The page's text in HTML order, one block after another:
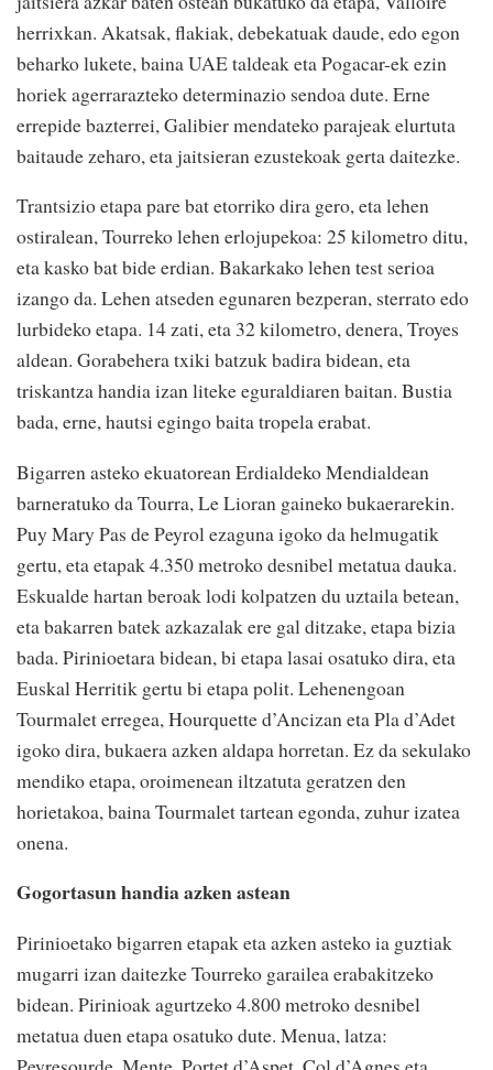
herrixkan. Akatsak, flakiak, debekatuak daude, edo egon
beharko lukete, baina UAE taldeak eta Pogacar-ek ezin
horiek agerrarazteko determinazio sendoa dute. Erne
errepide bazterrei, Galibier mendateko parajeak elurtuta
baitaude zeharo, eta jaitsieran ezustekoak gerta daitezke.
Trantsizio etapa pare bat etorriko dira gero, eta lehen
ostiralean, Tourreko lehen erlojupekoa: 25 kilometro ditu,
eta kasko bat bide erdian. Bakarkako lehen test serioa
izango da. Lehen atseden egunaren bezperan, sterrato edo
lurbideko etapa. 14 zati, eta 32 kilometro, denera, Troyes
aldean. Gorabehera txiki batzuk badira bidean, eta
triskantza handia izan liteke eguraldiaren baitan. Bustia
bada, erne, hautsi egingo baita tropela erabat.
Bigarren asteko ekuatorean Erdialdeko Mendialdean
barneratuko da Tourra, Le Lioran gaineko bukaerarekin.
Puy Mary Pas de Peyrol ezaguna igoko da helmugatik
gertu, eta etapak 4.350 metroko desnibel metatua dauka.
Eskualde hartan beroak lodi kolpatzen du uztaila betean,
eta bakarren batek azkazalak ere gal ditzake, etapa bizia
bada. Pirinioetara bidean, bi etapa lasai osatuko dira, eta
Euskal Herritik gertu bi etapa polit. Lehenengoan
Tourmalet erregea, Hourquette d’Ancizan eta Pla d’Adet
igoko dira, bukaera azken aldapa horretan. Ez da sekulako
mendiko etapa, oroimenean iltzatuta geratzen den
horietakoa, baina Tourmalet tartean egonda, zuhur izatea
onena.
Gogortasun handia azken astean
Pirinioetako bigarren etapak eta azken asteko ia guztiak
mugarri izan daitezke Tourreko garailea erabakitzeko
bidean. Pirinioak agurtzeko 4.800 metroko desnibel
metatua duen etapa osatuko dute. Menua, latza: